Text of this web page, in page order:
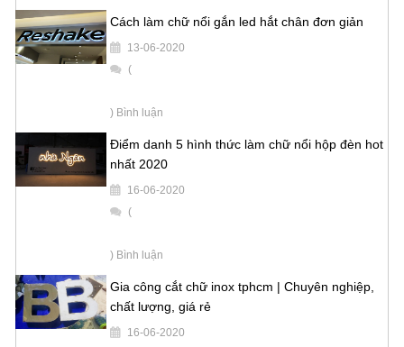
Cách làm chữ nổi gắn led hắt chân đơn giản
13-06-2020
(
) Bình luận
Điểm danh 5 hình thức làm chữ nổi hộp đèn hot
nhất 2020
16-06-2020
(
) Bình luận
Gia công cắt chữ inox tphcm | Chuyên nghiệp,
chất lượng, giá rẻ
16-06-2020